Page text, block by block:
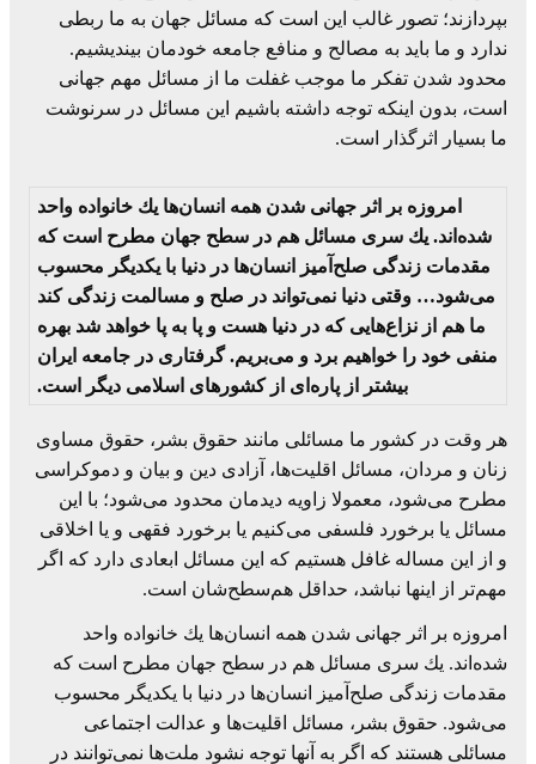
بپردازند؛ تصور غالب این است كه مسائل جهان به ما ربطی
ندارد و ما ‌باید به مصالح و منافع جامعه خودمان بیندیشیم.
محدود شدن تفكر ما موجب غفلت ما از مسائل مهم جهانی
است، بدون اینكه توجه داشته باشیم این مسائل در سرنوشت
ما بسیار اثرگذار است.
امروزه بر اثر جهانی شدن همه انسان‌ها یك خانواده واحد
شده‌اند. یك سری مسائل هم در سطح جهان مطرح است كه
مقدمات زندگی صلح‌آمیز انسان‌ها در دنیا با یكدیگر محسوب
می‌شود… وقتی دنیا نمی‌تواند در صلح و مسالمت زندگی كند
ما هم از نزاع‌هایی كه در دنیا هست و پا به پا خواهد شد بهره
منفی خود را خواهیم برد و می‌بریم. گرفتاری در جامعه ایران
بیشتر از پاره‌ای از كشورهای اسلامی دیگر است.
هر وقت در كشور ما مسائلی مانند حقوق بشر، حقوق مساوی
زنان و مردان، مسائل اقلیت‌ها، آزادی دین و بیان و دموكراسی
مطرح می‌شود، معمولا زاویه دیدمان محدود می‌شود؛ با این
مسائل یا برخورد فلسفی می‌كنیم یا برخورد فقهی و یا اخلاقی
و از این مساله غافل هستیم كه این مسائل ابعادی دارد كه اگر
مهم‌تر از اینها نباشد، حداقل هم‌سطح‌شان است.
امروزه بر اثر جهانی شدن همه انسان‌ها یك خانواده واحد
شده‌اند. یك سری مسائل هم در سطح جهان مطرح است كه
مقدمات زندگی صلح‌آمیز انسان‌ها در دنیا با یكدیگر محسوب
می‌شود. حقوق بشر، مسائل اقلیت‌ها و عدالت اجتماعی
مسائلی هستند كه اگر به آنها توجه نشود ملت‌ها نمی‌توانند در